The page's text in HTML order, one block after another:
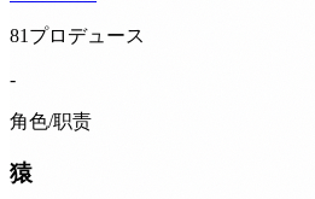
81プロデュース
-
角色/职责
猿